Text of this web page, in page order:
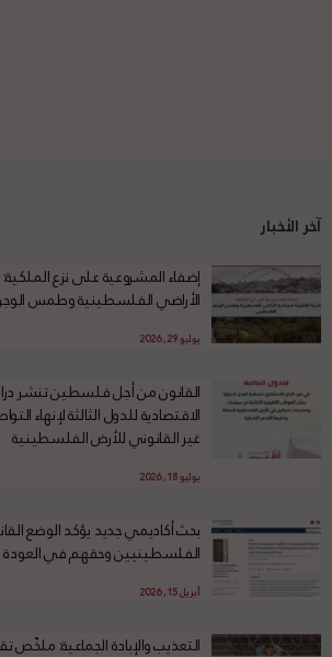
آخر الأخبار
إضفاء المشروعية على نزع الملكية:
الأراضي الفلسطينية وطمس
يوليو 29, 2026
القانون من أجل فلسطين تنشر
الاقتصادية للدول الثالثة لإنهاء
غير القانوني للأرض الفلسطينية
يوليو 18, 2026
بحث أكاديمي جديد يؤكد الوضع
الفلسطينيين وحقهم في العودة
أبريل 15, 2026
التعذيب والإبادة الجماعية: ملخّص